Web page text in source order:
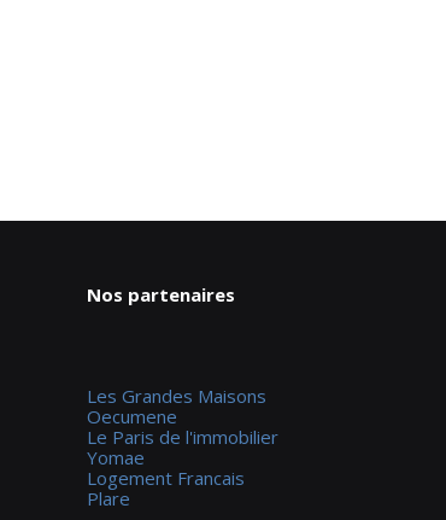
Nos partenaires
Les Grandes Maisons
Oecumene
Le Paris de l'immobilier
Yomae
Logement Francais
Plare